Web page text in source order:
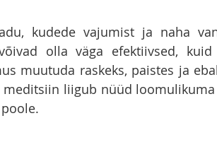
kudede vajumist ja naha
olla väga efektiivsed,
muutuda raskeks, paistes ja
liigub nüüd